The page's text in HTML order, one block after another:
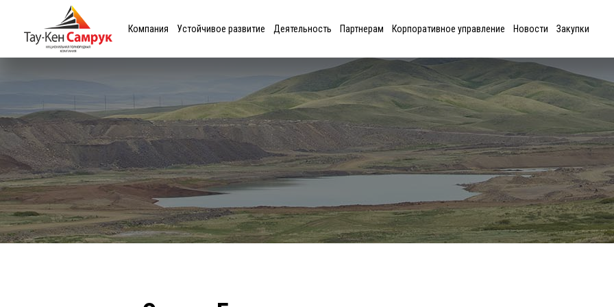
Компания Устойчивое развитие Деятельность Партнерам Корпоративное управление Новости Закупки